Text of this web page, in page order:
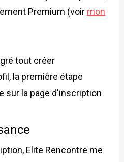
Premium (voir mon
tout créer
la première étape
sur la page d'inscription
Elite Rencontre me